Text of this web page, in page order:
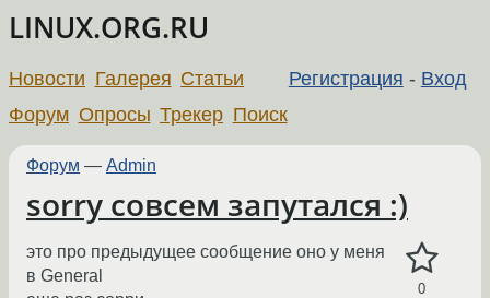
LINUX.ORG.RU
Регистрация - Вход
Новости Галерея Статьи
Форум Опросы Трекер Поиск
Форум — Admin
sorry совсем запутался :)
0
это про предыдущее сообщение оно у меня
в General